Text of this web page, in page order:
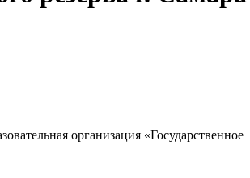
организация «Государственное